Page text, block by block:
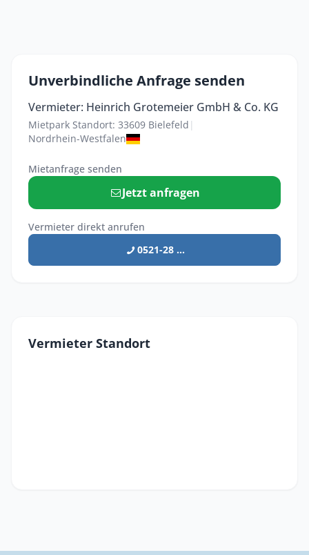
Unverbindliche Anfrage senden
Vermieter: Heinrich Grotemeier GmbH & Co. KG
Mietpark Standort: 33609 Bielefeld |
Nordrhein-Westfalen
Mietanfrage senden
Jetzt anfragen
Vermieter direkt anrufen
0521-28 ...
Vermieter Standort